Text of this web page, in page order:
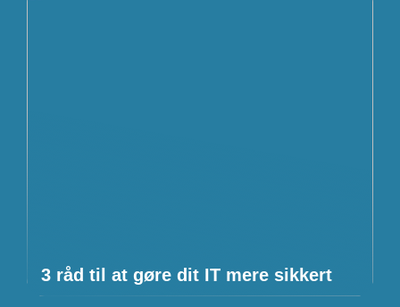
3 råd til at gøre dit IT mere sikkert